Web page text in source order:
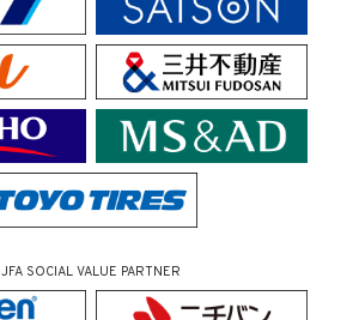
JFA SOCIAL VALUE PARTNER